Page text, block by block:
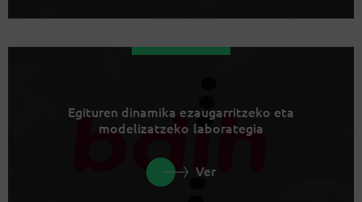
Egituren dinamika ezaugarritzeko eta
modelizatzeko laborategia
Ver